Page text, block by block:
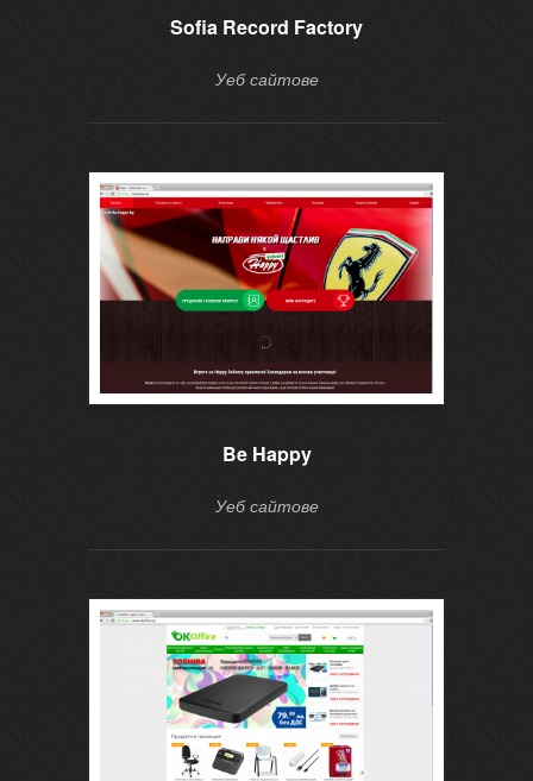
Sofia Record Factory
Уеб сайтове
Be Happy
Уеб сайтове